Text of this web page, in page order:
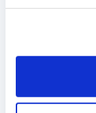
Paris